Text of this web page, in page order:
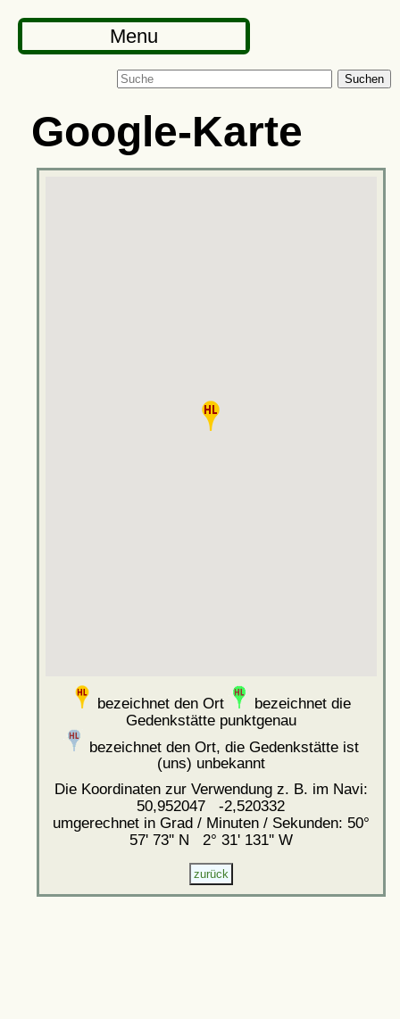
Menu
Suchen
Google-Karte
bezeichnet den Ort
bezeichnet die
Gedenkstätte punktgenau
bezeichnet den Ort, die Gedenkstätte ist
(uns) unbekannt
Die Koordinaten zur Verwendung z. B. im Navi:
50,952047 -2,520332
umgerechnet in Grad / Minuten / Sekunden: 50°
57' 73'' N 2° 31' 131'' W